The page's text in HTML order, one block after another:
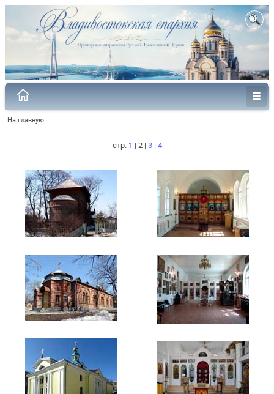
На главную
стр. 1 | 2 | 3| 4